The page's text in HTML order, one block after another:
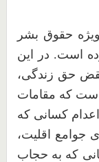
حقوق بشر
است. در این
حق زندگی،
که مقامات
کسانی که
جوامع
اقلیت،
که به حجاب